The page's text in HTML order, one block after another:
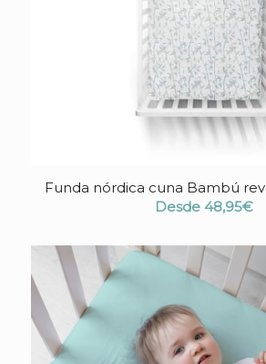
Funda nórdica cuna Bambú
Desde 48,95€